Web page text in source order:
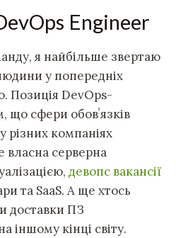
Engineer
я найбільше звертаю
у попередніх
Позиція DevOps-
що сфери обовʼязків
різних компаніях
власна серверна
девопс вакансії
та SaaS. А ще хтось
доставки ПЗ
іншому кінці світу.